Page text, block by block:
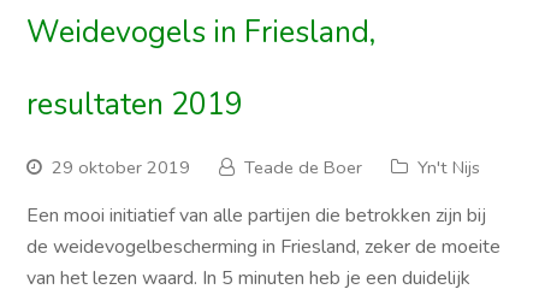
Weidevogels in Friesland,
resultaten 2019
29 oktober 2019 Teade de Boer Yn't Nijs
Een mooi initiatief van alle partijen die betrokken zijn bij
de weidevogelbescherming in Friesland, zeker de moeite
van het lezen waard. In 5 minuten heb je een duidelijk